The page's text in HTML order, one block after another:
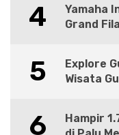
4
Yamaha
Grand
5
Explore
Wisata
6
Hampir